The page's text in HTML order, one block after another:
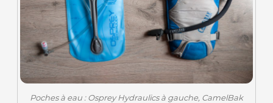
Poches à eau : Osprey Hydraulics à gauche, CamelBak